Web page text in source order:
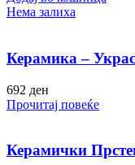
Нема залиха
Керамика –
692 ден
Прочитај повеќе
Керамички